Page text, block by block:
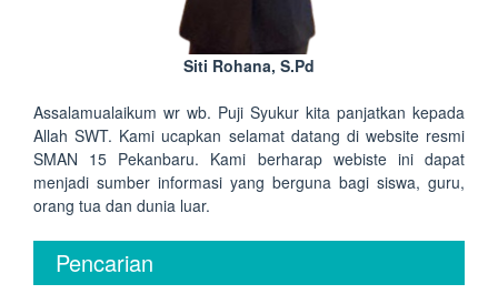
Siti Rohana, S.Pd
Assalamualaikum wr wb. Puji Syukur kita panjatkan kepada
Allah SWT. Kami ucapkan selamat datang di website resmi
SMAN 15 Pekanbaru. Kami berharap webiste ini dapat
menjadi sumber informasi yang berguna bagi siswa, guru,
orang tua dan dunia luar.
Pencarian